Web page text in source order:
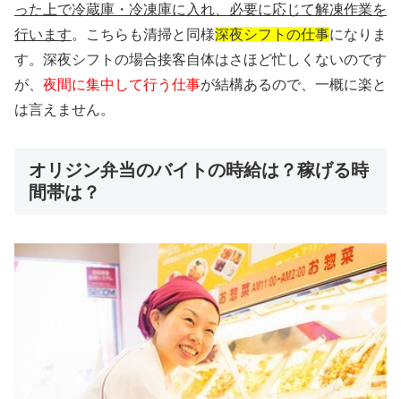
った上で冷蔵庫・冷凍庫に入れ、必要に応じて解凍作業を
行います。こちらも清掃と同様深夜シフトの仕事になりま
す。深夜シフトの場合接客自体はさほど忙しくないのです
が、 夜間に集中して行う仕事が結構あるので、一概に楽と
は言えません。
オリジン弁当のバイトの時給は？稼げる時
間帯は？